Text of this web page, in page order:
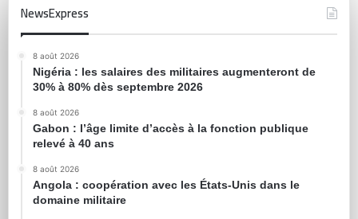
NewsExpress
8 août 2026
Nigéria : les salaires des militaires augmenteront de
30% à 80% dès septembre 2026
8 août 2026
Gabon : l’âge limite d’accès à la fonction publique
relevé à 40 ans
8 août 2026
Angola : coopération avec les États-Unis dans le
domaine militaire